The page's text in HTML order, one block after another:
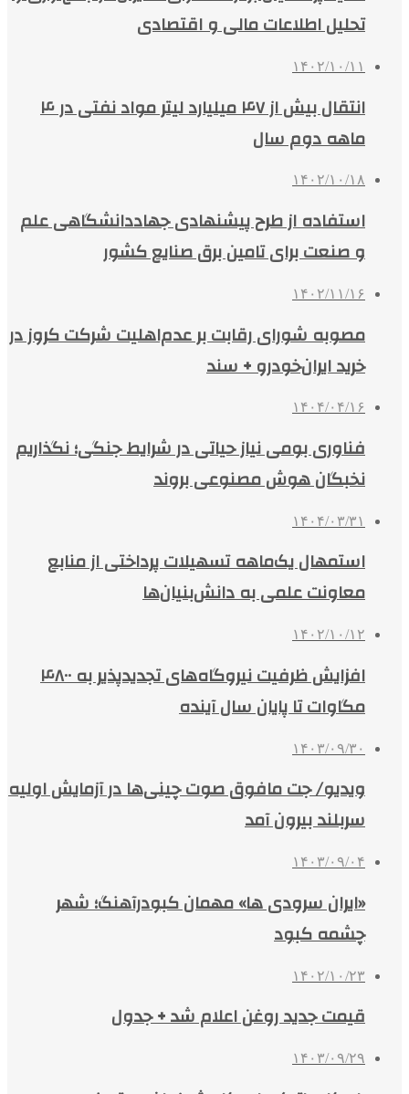
تحلیل اطلاعات مالی و اقتصادی
۱۴۰۲/۱۰/۱۱
انتقال بیش از ۴۷ میلیارد لیتر مواد نفتی در ۴
ماهه دوم سال
۱۴۰۲/۱۰/۱۸
استفاده از طرح پیشنهادی جهاددانشگاهی علم
و صنعت برای تامین برق صنایع کشور
۱۴۰۲/۱۱/۱۶
مصوبه شورای رقابت بر عدم‌اهلیت شرکت کروز در
خرید ایران‌خودرو + سند
۱۴۰۴/۰۴/۱۶
فناوری بومی نیاز حیاتی در شرایط جنگی؛ نگذاریم
نخبگان هوش مصنوعی بروند
۱۴۰۴/۰۳/۳۱
استمهال یک‌ماهه تسهیلات پرداختی از منابع
معاونت علمی به دانش‌بنیان‌ها
۱۴۰۲/۱۰/۱۲
افزایش ظرفیت نیروگاه‌های تجدیدپذیر به ۴۸۰۰
مگاوات تا پایان سال آینده
۱۴۰۳/۰۹/۳۰
ویدیو/ جت مافوق صوت چینی‌ها در آزمایش اولیه
سربلند بیرون آمد
۱۴۰۳/۰۹/۰۴
«ایران سرودی ‌ها» مهمان کبودرآهنگ؛ شهر
چشمه‌ کبود
۱۴۰۲/۱۰/۲۳
قیمت جدید روغن اعلام شد + جدول
۱۴۰۳/۰۹/۲۹